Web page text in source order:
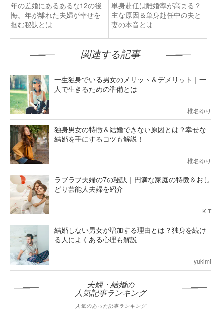
年の差婚にあるあるな12の後
悔。年が離れた夫婦が幸せを
掴む秘訣とは
単身赴任は離婚率が高まる？
主な原因＆単身赴任中の夫と
妻の本音とは
関連する記事
一生独身でいる男女のメリット＆デメリット｜一
人で生きるための準備とは
椎名ゆり
独身男女の特徴＆結婚できない原因とは？幸せな
結婚を手にするコツも解説！
椎名ゆり
ラブラブ夫婦の7の秘訣｜円満な家庭の特徴＆おし
どり芸能人夫婦を紹介
K.T
結婚しない男女が増加する理由とは？独身を続け
る人によくある心理も解説
yukimi
夫婦・結婚の
人気記事ランキング
人気のあった記事ランキング